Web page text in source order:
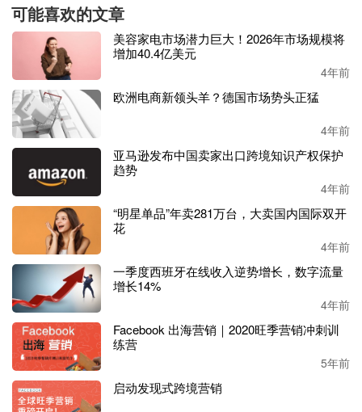
必备。
根据消费者的家庭清洁需求，科沃斯打造了两大王炸品牌
——科沃斯品牌家用服务机器人和添可品牌智能生活电器产
2021 年，科沃斯和添可两大自有品牌业务收入合计达 118.4
7 亿元人民币，占公司总收入的 90.53%，
75.96%
提升了14.57 个百分点。
不仅如此，这两大品牌的均价和毛利率也在进一步上移。 20
21年公司综合毛利率较上年增加8.55 个百分点至51.41%，其
中自有品牌业务综合毛利率达54.90%。
一、科沃斯
2021年，科沃斯品牌服务机器人销售收入达 67.10 亿元人民
币，占全部收入的 51.28%，较上年增长58.42%。
年报显示，公司科沃斯品牌服务机器人
2021年出货量340.4
万台，同比增长10.81%，出货均价1963元，同比增长43.6
7%，产品毛利率较上年增加1.92 个百分点。
可能喜欢的文章
美容家电市场潜力巨大！2026年市场规模将
增加40.4亿美元
4年前
欧洲电商新领头羊？德国市场势头正猛
4年前
亚马逊发布中国卖家出口跨境知识产权保护
趋势
4年前
“明星单品”年卖281万台，大卖国内国际双开
花
4年前
一季度西班牙在线收入逆势增长，数字流量
增长14%
4年前
Facebook 出海营销｜2020旺季营销冲刺训
练营
5年前
启动发现式跨境营销